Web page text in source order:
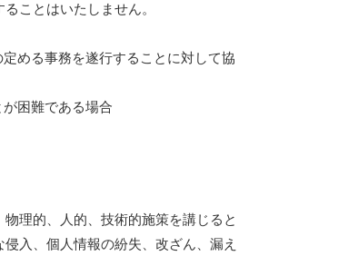
ことはいたしません。
める事務を遂行することに対して協
困難である場合
理的、人的、技術的施策を講じると
入、個人情報の紛失、改ざん、漏え